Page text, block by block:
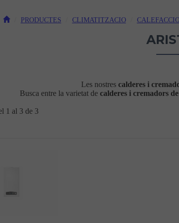
PRODUCTES CLIMATITZACIO
Les nostrescalderes i
Busca entre la varietat decalderes i cremadors
1 al 3 de 3